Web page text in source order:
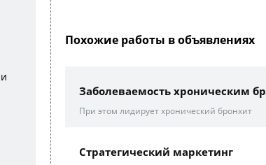
Похожие работы в объявлениях
Заболеваемость хроническим
При этом лидирует хронический бронхит
Стратегический маркетинг